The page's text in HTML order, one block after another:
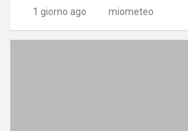
1 giorno ago miometeo